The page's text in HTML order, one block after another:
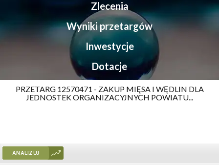
Zlecenia
Wyniki przetargów
Inwestycje
Dotacje
PRZETARG 12570471 - ZAKUP MIĘSA I WĘDLIN DLA
JEDNOSTEK ORGANIZACYJNYCH POWIATU...
ANALIZUJ